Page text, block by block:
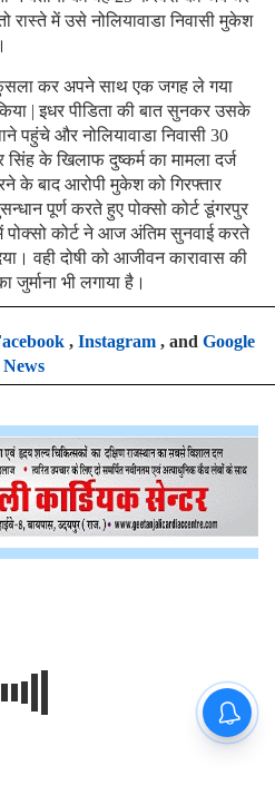
में उसे नोलियावाडा निवासी मुकेश
कर अपने साथ एक जगह ले गया
| इधर पीडिता की बात सुनकर उसके
पहुंचे और नोलियावाडा निवासी 30
सिंह के खिलाफ दुष्कर्म का मामला दर्ज
के बाद आरोपी मुकेश को गिरफ्तार
पूर्ण करते हुए पोक्सो कोर्ट डूंगरपुर
पोक्सो कोर्ट ने आज अंतिम सुनवाई करते
वही दोषी को आजीवन कारावास की
भी लगाया है।
, Instagram, and Google
News